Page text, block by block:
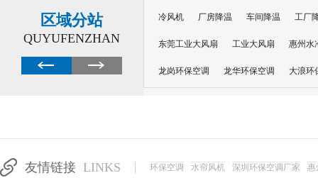
区域分站
QUYUFENZHAN
冷风机 厂房降温 车间降温 工厂
东莞工业大风扇 工业大风扇 惠州水
龙岗环保空调 龙华环保空调 大浪环
友情链接 LINKS 环保空调 水帘风机 深圳环保空调厂家 惠